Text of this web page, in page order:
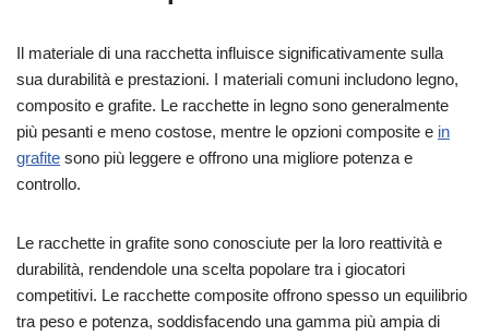
Il materiale di una racchetta influisce significativamente sulla
sua durabilità e prestazioni. I materiali comuni includono legno,
composito e grafite. Le racchette in legno sono generalmente
più pesanti e meno costose, mentre le opzioni composite e in
grafite sono più leggere e offrono una migliore potenza e
controllo.
Le racchette in grafite sono conosciute per la loro reattività e
durabilità, rendendole una scelta popolare tra i giocatori
competitivi. Le racchette composite offrono spesso un equilibrio
tra peso e potenza, soddisfacendo una gamma più ampia di